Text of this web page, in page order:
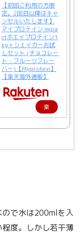
【初回ご利用の方限
定。2回目以降はキャ
ンセルいたします】
マイプロテイン Impa
ctホエイプロテイン1
kg＋シェイカーお試
しセット (チョコレー
ト・フルーツフレー
バー)【Myprotein】
【楽天海外通販】
楽
天
ので水は200mlを入
度。しかし若干薄